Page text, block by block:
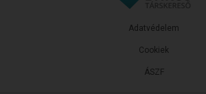
ÁSZF
Adatvédelem
Cookiek